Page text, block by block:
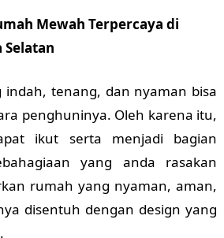
Mewah Terpercaya di
indah, tenang, dan nyaman bisa
penghuninya. Oleh karena itu,
ikut serta menjadi bagian
yang anda rasakan
rumah yang nyaman, aman,
disentuh dengan design yang